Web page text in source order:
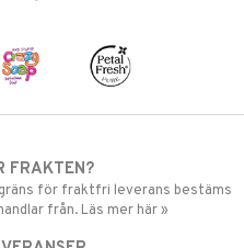
FRAKTEN?
för fraktfri leverans bestäms
från. Läs mer här »